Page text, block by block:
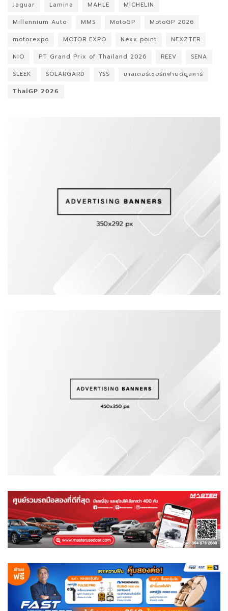
Jaguar
Lamina MAHLE
MICHELIN
Millennium Auto
MMS MotoGP
MotoGP 2026
motorexpo
MOTOR EXPO Nexx point
NEXZTER
NIO
PT Grand Prix of Thailand 2026 REEV
SENA
SLEEK
SOLARGARD YSS
มาสเตอร์เซอร์ทิฟายด์ยูสคาร์
𝗧𝗵𝗮𝗶𝗚𝗣 𝟮𝟬𝟮𝟲